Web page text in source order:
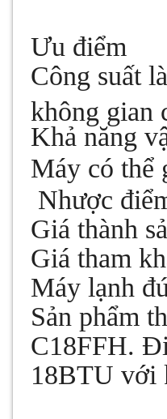
Ưu điểm
Công suất
không gian
Khả năng
Máy có thể
Nhược
Giá thành
Giá tham
Máy lạnh
Sản phẩm
C18FFH.
18BTU với